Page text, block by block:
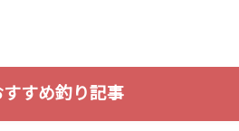
すめ釣り記事